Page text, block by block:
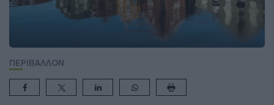
ΠΕΡΙΒΑΛΛΟΝ